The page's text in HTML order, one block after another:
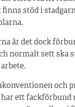
finns stöd i
är det dock
normalt sett ska
och
ett fackförbund